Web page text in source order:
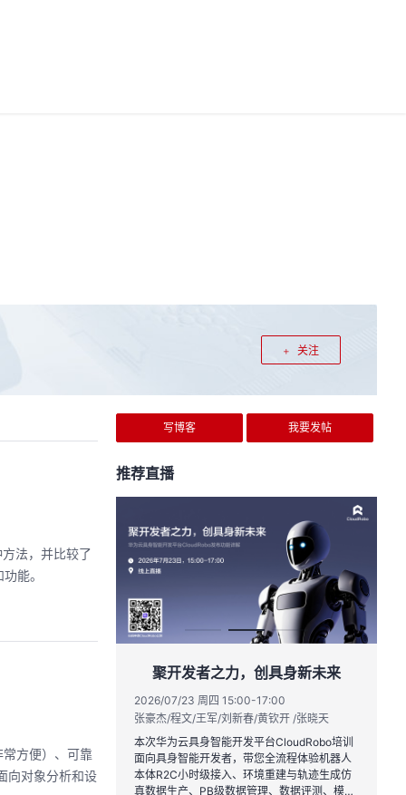
关注
法，并比较了
能。
方便）、可靠
向对象分析和设
写博客 我要发帖
推荐直播
产品新特性，从S
零距离体验从需
聚开发者之力，创具身新未来
2026/07/23 周四 15:00-17:00
张豪杰/程文/王军/刘新春/黄钦开 /张晓天
本次华为云具身智能开发平台CloudRobo培训
面向具身智能开发者，带您全流程体验机器人
本体R2C小时级接入、环境重建与轨迹生成仿
真数据生产、PB级数据管理、数据评测、模型